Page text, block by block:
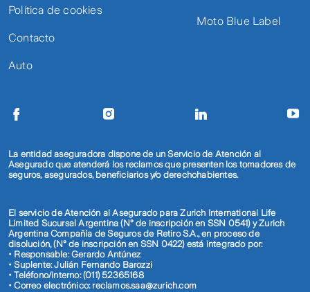
Política de cookies
Contacto
Auto
Moto Blue Label
La entidad aseguradora dispone de un Servicio de Atención al
Asegurado que atenderá los reclamos que presenten los tomadores de
seguros, asegurados, beneficiarios y/o derechohabientes.
El servicio de Atención al Asegurado para Zurich International Life
Limited Sucursal Argentina (N° de inscripción en SSN 0541) y Zurich
Argentina Compañía de Seguros de Retiro S.A., en proceso de
disolución, (N° de inscripción en SSN 0422) está integrado por:
• Responsable: Gerardo Antúnez
• Suplente: Julián Fernando Barozzi
• Teléfono/interno: (011) 52365168
• Correo electrónico: reclamos.saa@zurich.com